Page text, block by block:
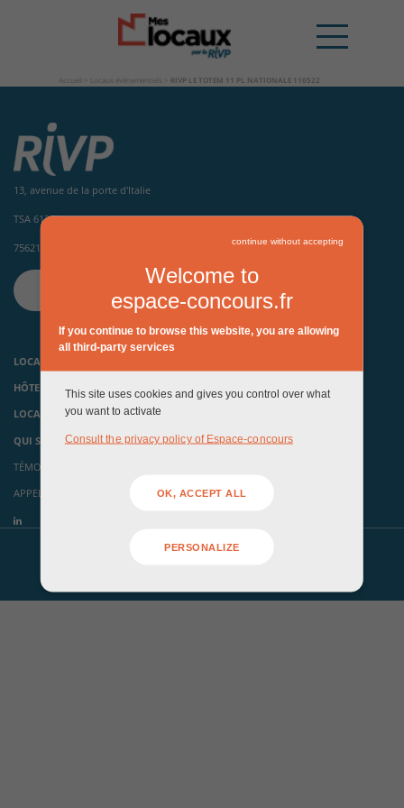
Accueil Locaux événementiels RIVP LE TOTEM 11 PL NATIONALE 110522
13, avenue de la porte d'Italie
TSA 61371
75621 Paris Cedex 13
LOCAUX D’ACTIVITÉS ET HÔTELS INDUSTRIELS
HÔTELS D’ENTREPRISES, PÉPINIÈRES ET INCUBATEURS
LOCAUX ÉVÉNEMENTIELS
QUI SOMMES-NOUS ?
TÉMOIGNAGES
APPELS À CANDIDATURES
continue without accepting
Welcome to
espace-concours.fr
If you continue to browse this website, you are allowing
all third-party services
This site uses cookies and gives you control over what
you want to activate
Consult the privacy policy of Espace-concours
OK, ACCEPT ALL
PERSONALIZE